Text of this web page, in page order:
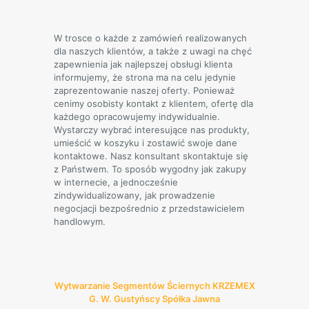
W trosce o każde z zamówień realizowanych
dla naszych klientów, a także z uwagi na chęć
zapewnienia jak najlepszej obsługi klienta
informujemy, że strona ma na celu jedynie
zaprezentowanie naszej oferty. Ponieważ
cenimy osobisty kontakt z klientem, ofertę dla
każdego opracowujemy indywidualnie.
Wystarczy wybrać interesujące nas produkty,
umieścić w koszyku i zostawić swoje dane
kontaktowe. Nasz konsultant skontaktuje się
z Państwem. To sposób wygodny jak zakupy
w internecie, a jednocześnie
zindywidualizowany, jak prowadzenie
negocjacji bezpośrednio z przedstawicielem
handlowym.
Wytwarzanie Segmentów Ściernych KRZEMEX
G. W. Gustyńscy Spółka Jawna